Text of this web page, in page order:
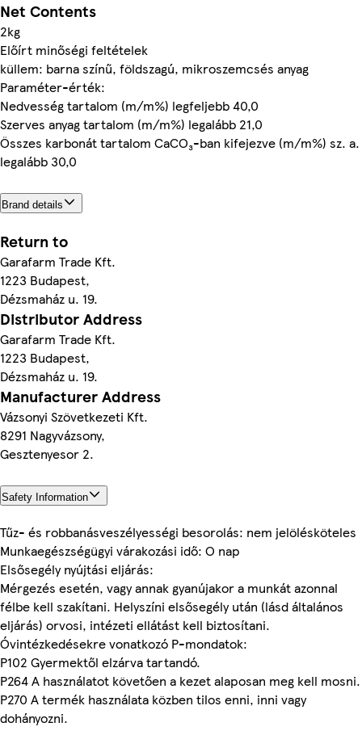
Net Contents
2kg
Előírt minőségi feltételek
küllem: barna színű, földszagú, mikroszemcsés anyag
Paraméter-érték:
Nedvesség tartalom (m/m%) legfeljebb 40,0
Szerves anyag tartalom (m/m%) legalább 21,0
Összes karbonát tartalom CaCO₃-ban kifejezve (m/m%) sz. a.
legalább 30,0
Brand details
Return to
Garafarm Trade Kft.
1223 Budapest,
Dézsmaház u. 19.
Distributor Address
Garafarm Trade Kft.
1223 Budapest,
Dézsmaház u. 19.
Manufacturer Address
Vázsonyi Szövetkezeti Kft.
8291 Nagyvázsony,
Gesztenyesor 2.
Safety Information
Tűz- és robbanásveszélyességi besorolás: nem jelölésköteles
Munkaegészségügyi várakozási idő: O nap
Elsősegély nyújtási eljárás:
Mérgezés esetén, vagy annak gyanújakor a munkát azonnal
félbe kell szakítani. Helyszíni elsősegély után (lásd általános
eljárás) orvosi, intézeti ellátást kell biztosítani.
Óvintézkedésekre vonatkozó P-mondatok:
P102 Gyermektől elzárva tartandó.
P264 A használatot követően a kezet alaposan meg kell mosni.
P270 A termék használata közben tilos enni, inni vagy
dohányozni.